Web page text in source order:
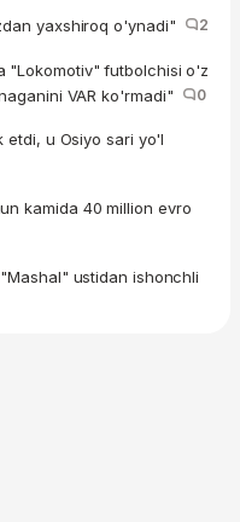
yaxshiroq o'ynadi" 2
"Lokomotiv" futbolchisi o'z
VAR ko'rmadi"
0
etdi, u Osiyo sari yo'l
kamida 40 million evro
ustidan ishonchli